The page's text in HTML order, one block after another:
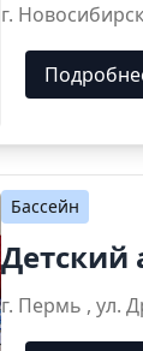
Бассейн
Детский
г.